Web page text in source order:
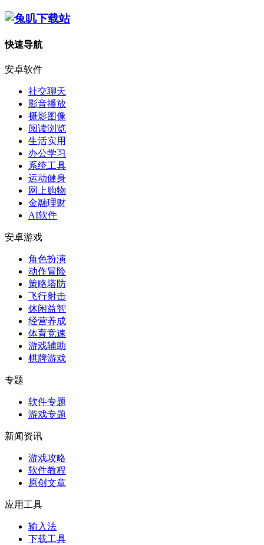
快速导航
安卓软件
社交聊天
影音播放
摄影图像
阅读浏览
生活实用
办公学习
系统工具
运动健身
网上购物
金融理财
AI软件
安卓游戏
角色扮演
动作冒险
策略塔防
飞行射击
休闲益智
经营养成
体育竞速
游戏辅助
棋牌游戏
专题
软件专题
游戏专题
新闻资讯
游戏攻略
软件教程
原创文章
应用工具
输入法
下载工具